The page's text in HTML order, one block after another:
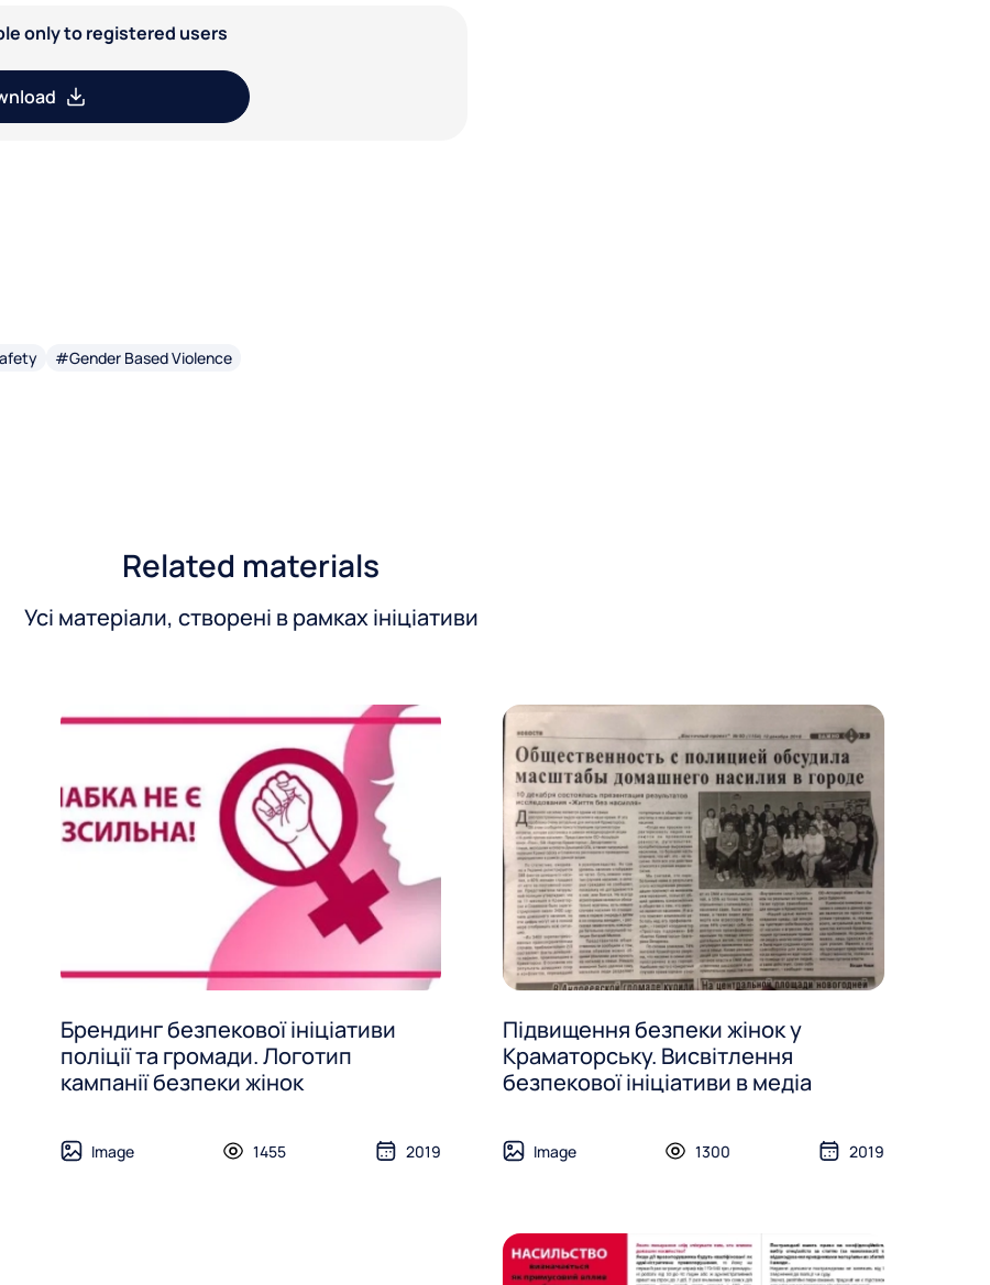
only to registered users
#Gender Based Violence
Related materials
Усі матеріали, створені в рамках ініціативи
Брендинг безпекової ініціативи
поліції та громади. Логотип
кампанії безпеки жінок
Image 1455 2019
Підвищення безпеки жінок у
Краматорську. Висвітлення
безпекової ініціативи в медіа
Image 1300 2019